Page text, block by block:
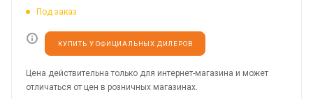
Под заказ
КУПИТЬ У ОФИЦИАЛЬНЫХ ДИЛЕРОВ
Цена действительна только для интернет-магазина и может
отличаться от цен в розничных магазинах.